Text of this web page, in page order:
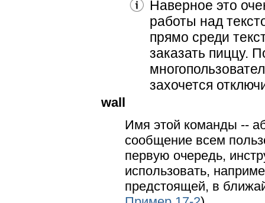
Наверное это
работы над
прямо среди
заказать пиццу.
захочется
wall
Имя этой команды --
сообщение всем
первую очередь,
использовать,
предстоящей, в